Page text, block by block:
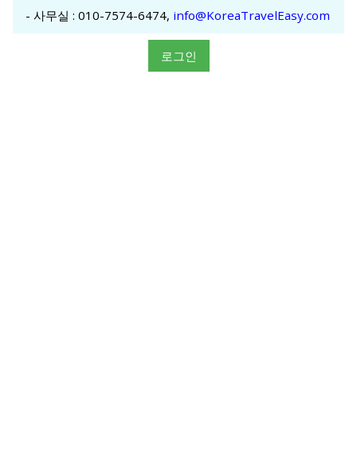
- 사무실 : 010-7574-6474, info@KoreaTravelEasy.com